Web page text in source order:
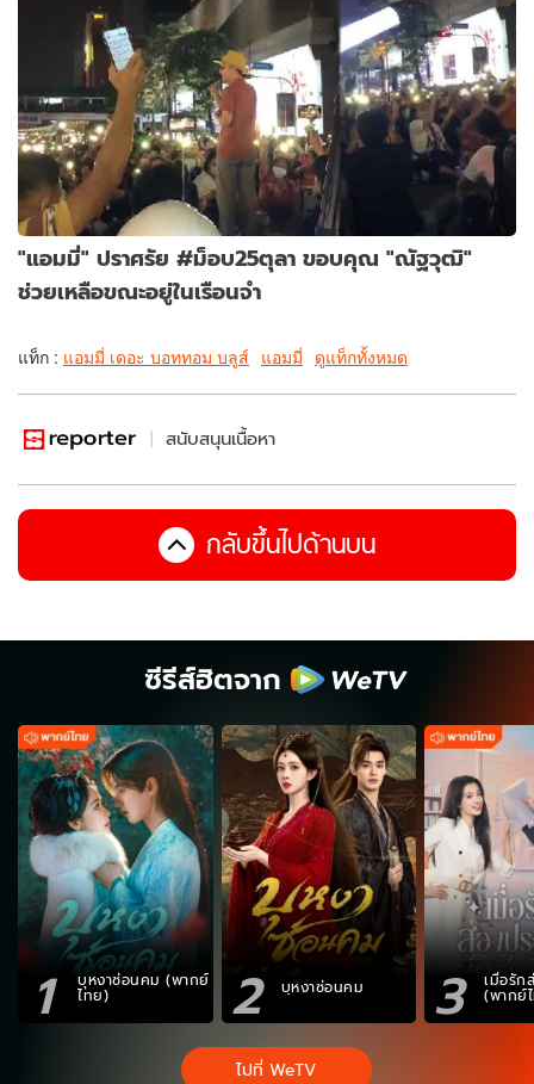
"แอมมี่" ปราศรัย #ม็อบ25ตุลา ขอบคุณ "ณัฐวุฒิ"
ช่วยเหลือขณะอยู่ในเรือนจำ
แท็ก : แอมมี่ เดอะ บอททอม บลูส์ แอมมี่ ดูแท็กทั้งหมด
สนับสนุนเนื้อหา
กลับขึ้นไปด้านบน
ซีรีส์ฮิตจาก
1 บุหงาซ่อนคม (พากย์
ไทย) 2 บุหงาซ่อนคม 3 เมื่อรัก
(พากย์
ไปที่ WeTV